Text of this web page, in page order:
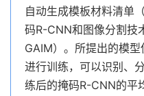
自动生成模板材料清单
码R-CNN和图像分割技
GAIM）。所提出的模
进行训练，可以识别、
练后的掩码R-CNN的平